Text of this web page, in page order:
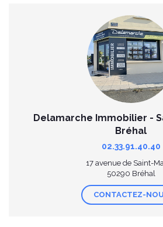
Delamarche Immobilier -
Bréhal
02.33.91.40.40
17 avenue de Saint-
50290 Bréhal
CONTACTEZ-